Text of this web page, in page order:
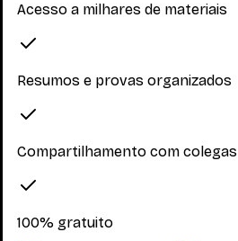
Nenhum inscrito ainda
Materiais
Explore os materiais disponíveis
disciplina
Acesso a milhares de materiais
Resumos e provas organizados
Compartilhamento com colegas
100% gratuito